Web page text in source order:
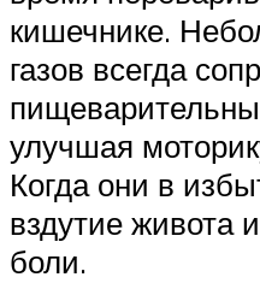
кишечнике.
газов всегда
улучшая
Когда они в
вздутие живота
боли.